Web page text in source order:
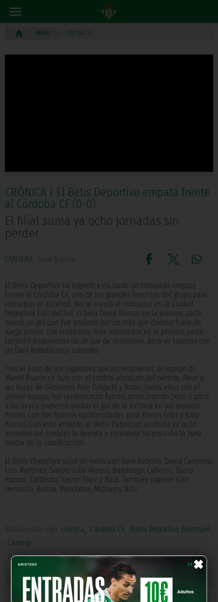
×
INICIO CRDOBA CF
CRÓNICA | El Betis Deportivo empata frente
al Córdoba CF (0-0)
El filial suma ya ocho jornadas sin
perder
CANTERA hace 5 años
El Betis Deportivo ha logrado esta tarde un trabajado empate
frente al Córdoba CF, uno de los grandes favoritos del grupo para
conseguir el ascenso. No se movió el marcador en la Ciudad
Deportiva Luis del Sol, si bien David Ramos en la primera parte
marcó un gol que fue anulado por un más que dudoso fuera de
juego previo. Los visitantes, más entonados en la primera parte,
también dispusieron de un par de ocasiones, pero se toparon con
un Dani Rebollo muy solvente.
Tras el paso de los jugadores por los vestuarios, el equipo de
Manel Ruano se hizo con el control absoluto del partido. Pese a
las bajas de Geovanni, Fran Delgado y Rodri, todos ellos con el
primer equipo, los verdiblancos fueron arrinconando poco a poco
a su rival y pudieron anotar el gol de la victoria en los minutos
finales con dos buenas oportunidades para Yassin Fekir y Julio
Alonso. Con este empate, el Betis Deportivo acumula ya ocho
jornadas sin conocer la derrota y consolida su posición la zona
media de la clasificación.
El Betis Deportivo salió de inicio con Dani Rebollo, David Carmona,
Luis Martínez, Simón, Julio Alonso, Bandaogo, Callejón, David
Ramos, Calderón, Yassin Fekir y Raúl. También jugaron Kike
Hermoso, Baena, Marchena, Mizzian y Ndo.
Relacionado con crónica, Córdoba CF, Betis Deportivo Balompié,
Cantera
« NOTICIA ANTERIOR NOTICIA SIGUIENTE »